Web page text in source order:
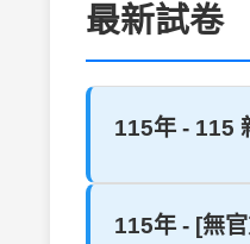
最新試卷
115年 - 115
115年 - [無